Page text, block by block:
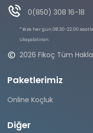
0(850) 308 16-18
* Bize her gün 08.30-22.00
Ulaşabilirsin.
2026 Fikoç Tüm
Paketlerimiz
Online Koçluk
Diğer